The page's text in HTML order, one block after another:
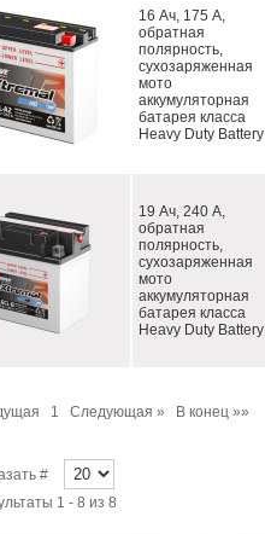
16 Ач, 175 А,
обратная
полярность,
сухозаряженная
мото
аккумуляторная
батарея класса
Heavy Duty Battery
19 Ач, 240 А,
обратная
полярность,
сухозаряженная
мото
аккумуляторная
батарея класса
Heavy Duty Battery
1 Следующая » В конец »»
#
1 - 8 из 8